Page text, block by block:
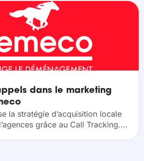
dans le marketing
la stratégie d’acquisition locale
grâce au Call Tracking.​...